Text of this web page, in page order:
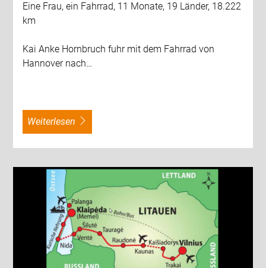
Eine Frau, ein Fahrrad, 11 Monate, 19 Länder, 18.222
km
Kai Anke Hornbruch fuhr mit dem Fahrrad von
Hannover nach…
weiterlesen